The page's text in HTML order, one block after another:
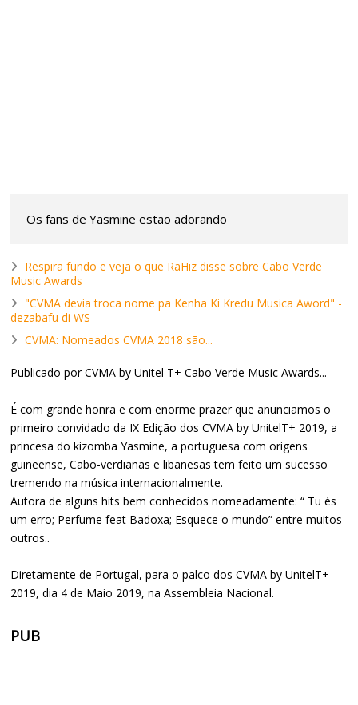
Os fans de Yasmine estão adorando
Respira fundo e veja o que RaHiz disse sobre Cabo Verde
Music Awards
"CVMA devia troca nome pa Kenha Ki Kredu Musica Aword" -
dezabafu di WS
CVMA: Nomeados CVMA 2018 são...
Publicado por CVMA by Unitel T+ Cabo Verde Music Awards...
É com grande honra e com enorme prazer que anunciamos o
primeiro convidado da IX Edição dos CVMA by UnitelT+ 2019, a
princesa do kizomba Yasmine, a portuguesa com origens
guineense, Cabo-verdianas e libanesas tem feito um sucesso
tremendo na música internacionalmente.
Autora de alguns hits bem conhecidos nomeadamente: “ Tu és
um erro; Perfume feat Badoxa; Esquece o mundo” entre muitos
outros..
Diretamente de Portugal, para o palco dos CVMA by UnitelT+
2019, dia 4 de Maio 2019, na Assembleia Nacional.
PUB